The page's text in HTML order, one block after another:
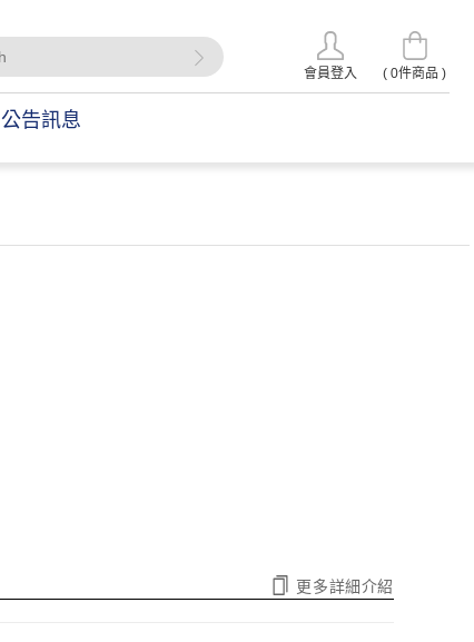
會員登入 ( 0件商品 )
公告訊息
更多詳細介紹